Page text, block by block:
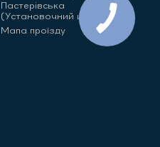
Пастерівська
(Установочний центр)
Мапа проїзду